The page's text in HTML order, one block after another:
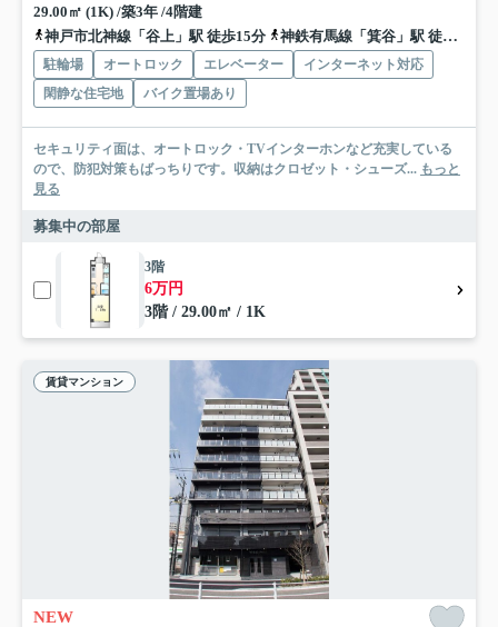
29.00㎡ (1K) /築3年 /4階建
神戸市北神線「谷上」駅 徒歩15分
神鉄有馬線「箕谷」駅 徒歩9分
駐輪場 オートロック エレベーター
インターネット対応
閑静な住宅地
バイク置場あり
セキュリティ面は、オートロック・TVインターホンなど充実している
ので、防犯対策もばっちりです。収納はクロゼット・シューズ... もっと
見る
募集中の部屋
3階
6万円
3階 / 29.00㎡ / 1K
賃貸マンション
NEW